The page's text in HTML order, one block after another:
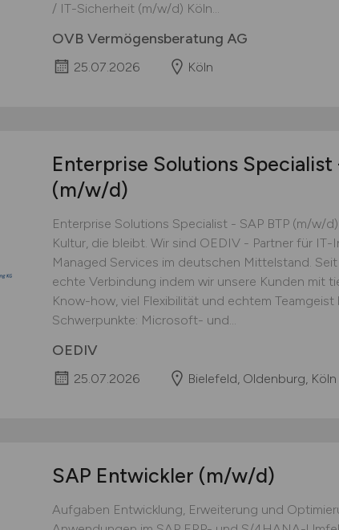
/ IT-Sicherheit (m/w/d) Köln...
OVB Vermögensberatung AG
25.07.2026 Köln
Enterprise Solutions Specialist
(m/w/d)
Enterprise Solutions Specialist - SAP BTP (m/w/
Kultur, die bleibt. Wir sind OEDIV - Partner für IT-
Managed Services im deutschen Mittelstand.
echte Verbindung indem wir unsere Kunden mit
Know-how, viel Flexibilität und echtem Teamgeist
Schwerpunkte: Microsoft- und...
OEDIV
25.07.2026 Bielefeld, Oldenburg, Köln
SAP Entwickler (m/w/d)
Aufgaben Entwicklung, Erweiterung und